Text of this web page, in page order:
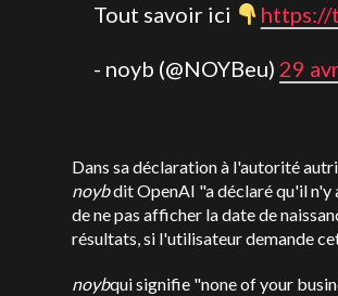
Tout savoir ici https://
- noyb (@NOYBeu) 29
Dans sa déclaration à l'autorité
noybditOpenAI "a déclaré qu'il n'y
de ne pas afficher la date de
résultats, si l'utilisateur demande
noybqui signifie "none of your